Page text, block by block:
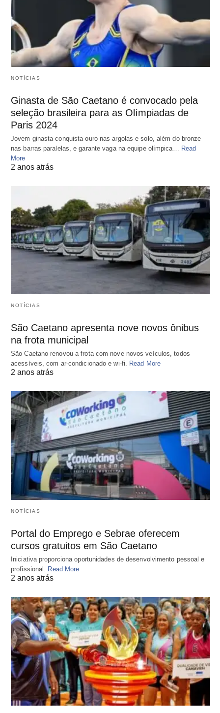
NOTÍCIAS
Ginasta de São Caetano é convocado pela
seleção brasileira para as Olímpiadas de
Paris 2024
Jovem ginasta conquista ouro nas argolas e solo, além do bronze
nas barras paralelas, e garante vaga na equipe olímpica…
Read
More
2 anos atrás
NOTÍCIAS
São Caetano apresenta nove novos ônibus
na frota municipal
São Caetano renovou a frota com nove novos veículos, todos
acessíveis, com ar-condicionado e wi-fi. Read More
2 anos atrás
NOTÍCIAS
Portal do Emprego e Sebrae oferecem
cursos gratuitos em São Caetano
Iniciativa proporciona oportunidades de desenvolvimento pessoal e
profissional.
Read More
2 anos atrás